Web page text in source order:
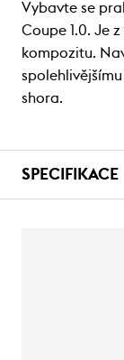
Vybavte se
Coupe 1.0. Je
kompozitu.
shora.
SPECIFIKACE